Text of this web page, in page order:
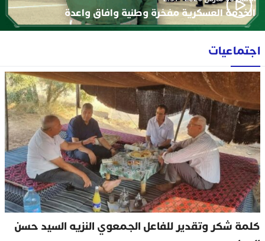
الخدمة العسكرية مفخرة وطنية وافاق واعدة
اجتماعيات
كلمة شكر وتقدير للفاعل الجمعوي النزيه السيد حسن